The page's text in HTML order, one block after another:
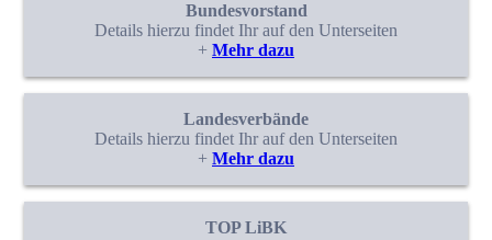
Bundesvorstand
Details hierzu findet Ihr auf den Unterseiten
+ Mehr dazu
Landesverbände
Details hierzu findet Ihr auf den Unterseiten
+ Mehr dazu
TOP LiBK